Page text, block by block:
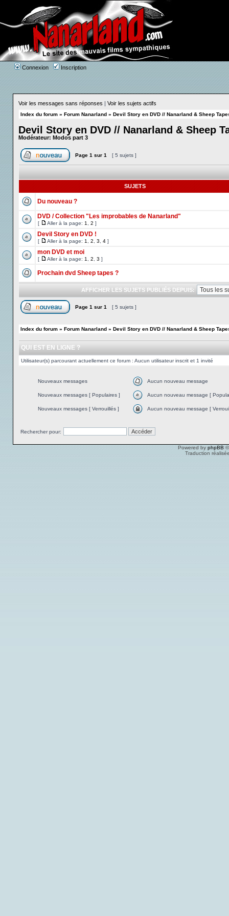
Connexion Inscription
Voir les messages sans réponses | Voir les sujets actifs
Index du forum » Forum Nanarland » Devil Story en DVD // Nanarland & Sheep
Devil Story en DVD // Nanarland & Sheep
Modérateur: Modos part 3
Page 1 sur 1 [ 5 sujets ]
SUJETS
Du nouveau ?
DVD / Collection "Les improbables de Nanarland"
[ Aller à la page: 1 2 ]
Devil Story en DVD !
[ Aller à la page: 1 2 3 4 ]
mon DVD et moi
[ Aller à la page: 1 2 3 ]
Prochain dvd Sheep tapes ?
AFFICHER LES SUJETS PUBLIÉS DEPUIS:
Page 1 sur 1 [ 5 sujets ]
Index du forum » Forum Nanarland » Devil Story en DVD // Nanarland & Sheep
QUI EST EN LIGNE ?
Utilisateur(s) parcourant actuellement ce forum : Aucun utilisateur inscrit et 1 invité
Nouveaux messages Aucun nouveau message
Nouveaux messages [ Populaires ] Aucun nouveau message [
Nouveaux messages [ Verrouillés ] Aucun nouveau message [
Rechercher pour:
Powered by phpBB
Traduction